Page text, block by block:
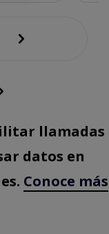
llamadas
datos en
Conoce más